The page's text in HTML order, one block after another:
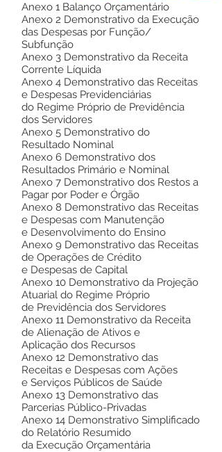
Anexo 1 Balanço Orçamentário
Anexo 2 Demonstrativo da Execução
das Despesas por Função/
Subfunção
Anexo 3 Demonstrativo da Receita
Corrente Líquida
Anexo 4 Demonstrativo das Receitas
e Despesas Previdenciárias
do Regime Próprio de Previdência
dos Servidores
Anexo 5 Demonstrativo do
Resultado Nominal
Anexo 6 Demonstrativo dos
Resultados Primário e Nominal
Anexo 7 Demonstrativo dos Restos a
Pagar por Poder e Órgão
Anexo 8 Demonstrativo das Receitas
e Despesas com Manutenção
e Desenvolvimento do Ensino
Anexo 9 Demonstrativo das Receitas
de Operações de Crédito
e Despesas de Capital
Anexo 10 Demonstrativo da Projeção
Atuarial do Regime Próprio
de Previdência dos Servidores
Anexo 11 Demonstrativo da Receita
de Alienação de Ativos e
Aplicação dos Recursos
Anexo 12 Demonstrativo das
Receitas e Despesas com Ações
e Serviços Públicos de Saúde
Anexo 13 Demonstrativo das
Parcerias Público-Privadas
Anexo 14 Demonstrativo Simplificado
do Relatório Resumido
da Execução Orçamentária